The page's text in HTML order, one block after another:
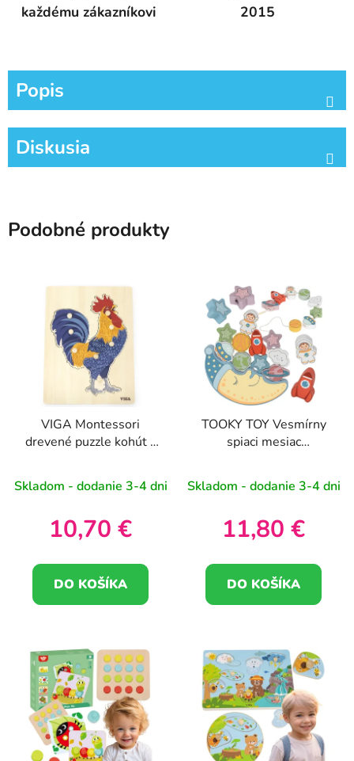
každému zákazníkovi
2015
Popis
Diskusia
Podobné produkty
VIGA Montessori
drevené puzzle kohút s
Skladom - dodanie 3-4 dni
10,70 €
DO KOŠÍKA
TOOKY TOY Vesmírny
spiaci mesiac
Montessori Kozmos
Drevená navliekačka
Skladom - dodanie 3-4 dni
11,80 €
DO KOŠÍKA